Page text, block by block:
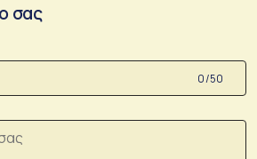
σας
0 /50